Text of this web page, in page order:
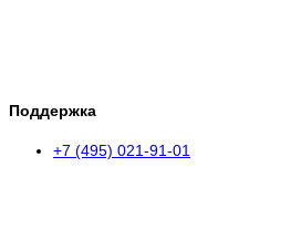
Поддержка
+7 (495) 021-91-01